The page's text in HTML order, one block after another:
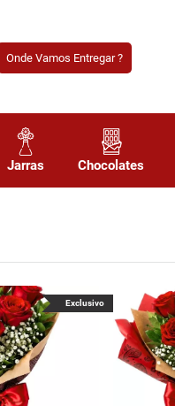
Onde Vamos Entregar ?
Jarras Chocolates
Exclusivo